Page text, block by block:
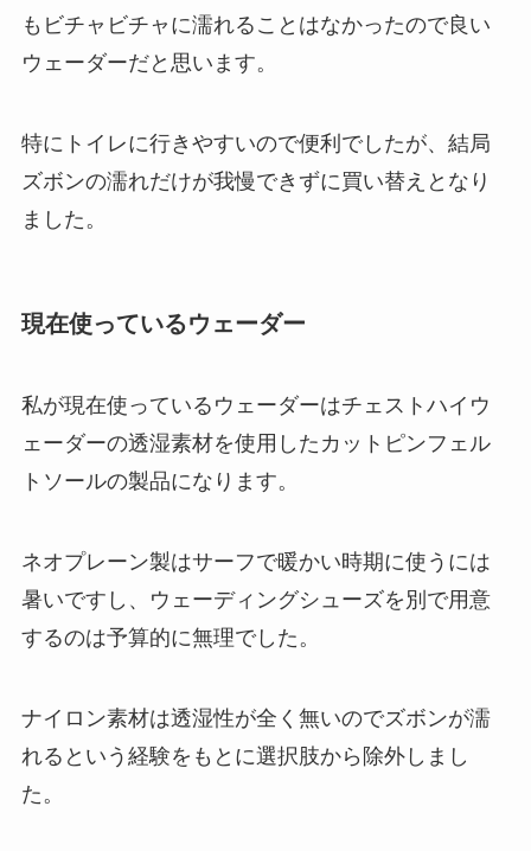
もビチャビチャに濡れることはなかったので良い
ウェーダーだと思います。
特にトイレに行きやすいので便利でしたが、結局
ズボンの濡れだけが我慢できずに買い替えとなり
ました。
現在使っているウェーダー
私が現在使っているウェーダーはチェストハイウ
ェーダーの透湿素材を使用したカットピンフェル
トソールの製品になります。
ネオプレーン製はサーフで暖かい時期に使うには
暑いですし、ウェーディングシューズを別で用意
するのは予算的に無理でした。
ナイロン素材は透湿性が全く無いのでズボンが濡
れるという経験をもとに選択肢から除外しまし
た。